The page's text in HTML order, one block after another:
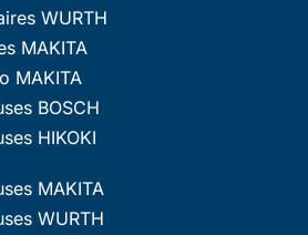
WURTH
MAKITA
MAKITA
BOSCH
HIKOKI
MAKITA
WURTH